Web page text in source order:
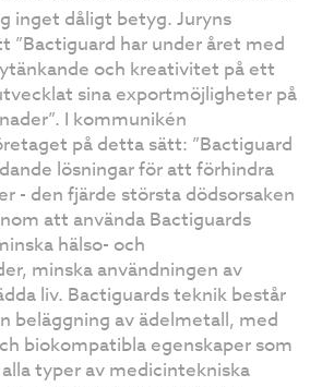
inget dåligt betyg. Juryns
”Bactiguard har under året med
och kreativitet på ett
sina exportmöjligheter på
I kommunikén
på detta sätt: ”Bactiguard
lösningar för att förhindra
- den fjärde största dödsorsaken
att använda Bactiguards
hälso- och
minska användningen av
liv. Bactiguards teknik består
beläggning av ädelmetall, med
biokompatibla egenskaper som
typer av medicintekniska